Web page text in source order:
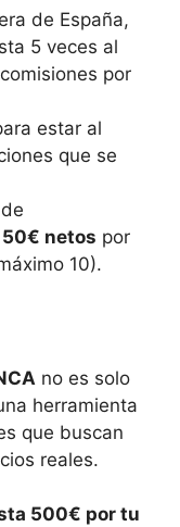
de España,
5 veces al
por
estar al
que se
netos por
10).
no es solo
herramienta
que buscan
reales.
500€ por tu